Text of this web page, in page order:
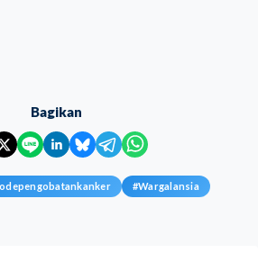
Bagikan
#Wargalansia